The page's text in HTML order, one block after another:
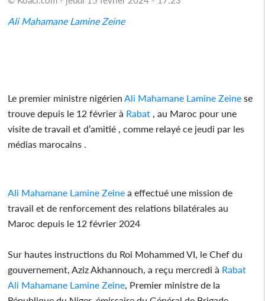
Ali Mahamane Lamine Zeine
Le premier ministre nigérien Ali Mahamane Lamine Zeine se
trouve depuis le 12 février à Rabat , au Maroc pour une
visite de travail et d’amitié , comme relayé ce jeudi par les
médias marocains .
Ali Mahamane Lamine Zeine a effectué une mission de
travail et de renforcement des relations bilatérales au
Maroc depuis le 12 février 2024
Sur hautes instructions du Roi Mohammed VI, le Chef du
gouvernement, Aziz Akhannouch, a reçu mercredi à Rabat
Ali Mahamane Lamine Zeine , Premier ministre de la